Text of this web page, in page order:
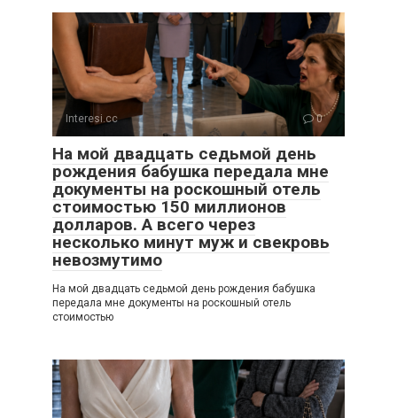
Interesi.cc 0
На мой двадцать седьмой день
рождения бабушка передала мне
документы на роскошный отель
стоимостью 150 миллионов
долларов. А всего через
несколько минут муж и свекровь
невозмутимо
На мой двадцать седьмой день рождения бабушка
передала мне документы на роскошный отель
стоимостью